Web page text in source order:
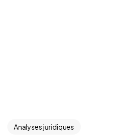
Analyses juridiques